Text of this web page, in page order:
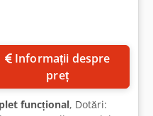
Informații despre
preț
funcțional, Dotări: